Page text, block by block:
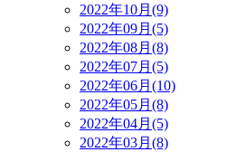
2022年10月(9)
2022年09月(5)
2022年08月(8)
2022年07月(5)
2022年06月(10)
2022年05月(8)
2022年04月(5)
2022年03月(8)